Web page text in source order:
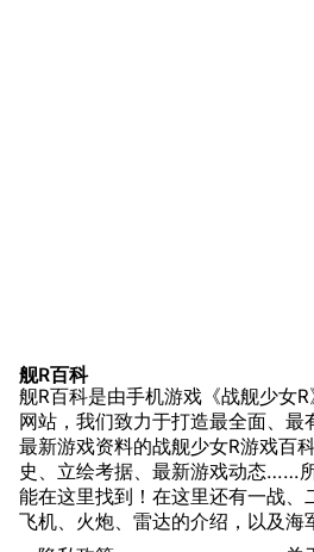
Shipbucket像素战
舰
战舰计划
1950
美国海军历史
平贺让数字档
清除缓存
链入页面
相关更改
基础参数
服役历史
一战时期
间战时期
二战时期
舰R百科
舰R百科是由手机游戏《战舰少女
网站，我们致力于打造最全面、最
最新游戏资料的战舰少女R游戏百
史、立绘考据、最新游戏动态……
能在这里找到！在这里还有一战、
飞机、火炮、雷达的介绍，以及海